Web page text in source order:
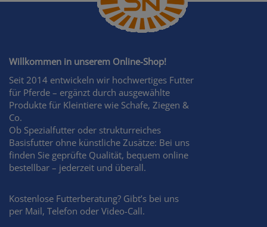
Willkommen in unserem Online-Shop!
Seit 2014 entwickeln wir hochwertiges Futter
für Pferde – ergänzt durch ausgewählte
Produkte für Kleintiere wie Schafe, Ziegen &
Co.
Ob Spezialfutter oder strukturreiches
Basisfutter ohne künstliche Zusätze: Bei uns
finden Sie geprüfte Qualität, bequem online
bestellbar – jederzeit und überall.
Kostenlose Futterberatung? Gibt’s bei uns
per Mail, Telefon oder Video-Call.